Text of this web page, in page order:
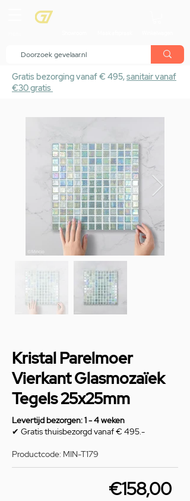
Gratis bezorging vanaf € 495,sanitair vanaf
€30 gratis
Kristal Parelmoer
Vierkant Glasmozaïek
Tegels 25x25mm
Levertijd bezorgen: 1 - 4 weken
✔ Gratis thuisbezorgd vanaf € 495.-
Productcode: MIN-T179
€158,00